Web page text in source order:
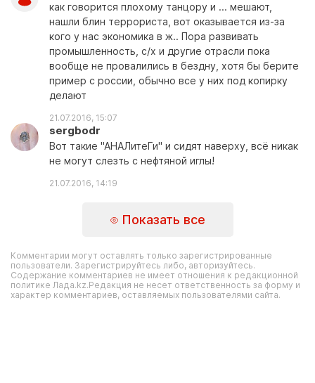
как говорится плохому танцору и ... мешают,
нашли блин террориста, вот оказывается из-за
кого у нас экономика в ж.. Пора развивать
промышленность, с/х и другие отрасли пока
вообще не провалились в бездну, хотя бы берите
пример с россии, обычно все у них под копирку
делают
21.07.2016, 15:07
sergbodr
Вот такие "АНАЛитеГи" и сидят наверху, всё никак
не могут слезть с нефтяной иглы!
21.07.2016, 14:19
Показать все
Комментарии могут оставлять только зарегистрированные
пользователи. Зарегистрируйтесь либо, авторизуйтесь.
Содержание комментариев не имеет отношения к редакционной
политике Лада.kz.Редакция не несет ответственность за форму и
характер комментариев, оставляемых пользователями сайта.